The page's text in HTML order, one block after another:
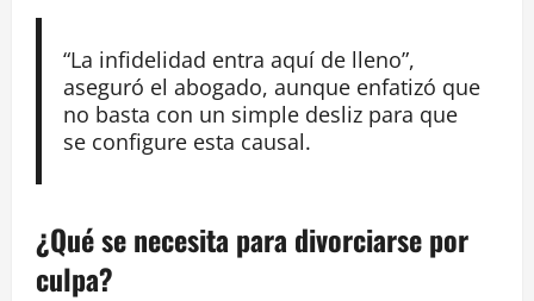
“La infidelidad entra aquí de lleno”,
aseguró el abogado, aunque enfatizó que
no basta con un simple desliz para que
se configure esta causal.
¿Qué se necesita para divorciarse por
culpa?